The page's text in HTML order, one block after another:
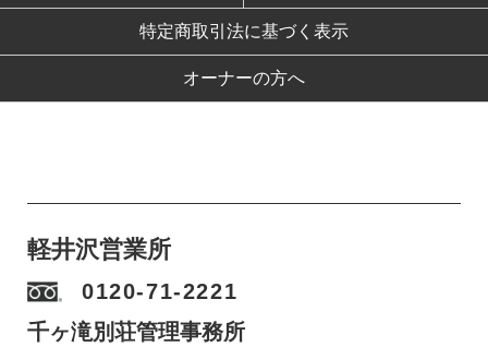
特定商取引法に基づく表示
オーナーの方へ
軽井沢営業所
0120-71-2221
千ヶ滝別荘管理事務所